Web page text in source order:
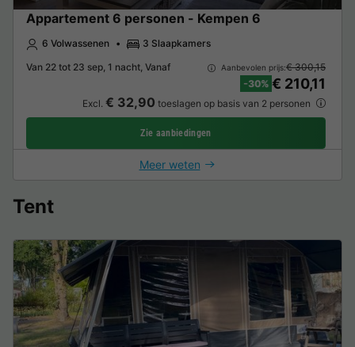
Appartement 6 personen - Kempen 6
6 Volwassenen
3 Slaapkamers
Van 22 tot 23 sep, 1 nacht, Vanaf
Aanbevolen prijs:€ 300,15
-30% € 210,11
Excl. € 32,90 toeslagen op basis van 2 personen
Zie aanbiedingen
Meer weten
Tent